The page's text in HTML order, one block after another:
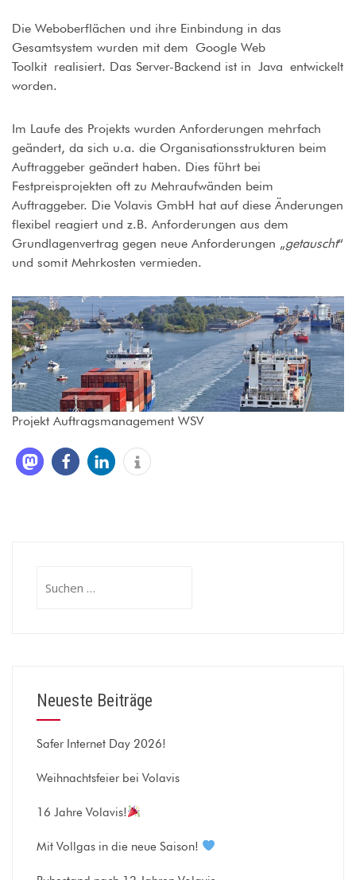
Die Weboberflächen und ihre Einbindung in das
Gesamtsystem wurden mit dem Google Web
Toolkit realisiert. Das Server-Backend ist in Java entwickelt
worden.
Im Laufe des Projekts wurden Anforderungen mehrfach
geändert, da sich u.a. die Organisationsstrukturen beim
Auftraggeber geändert haben. Dies führt bei
Festpreisprojekten oft zu Mehraufwänden beim
Auftraggeber. Die Volavis GmbH hat auf diese Änderungen
flexibel reagiert und z.B. Anforderungen aus dem
Grundlagenvertrag gegen neue Anforderungen „getauscht“
und somit Mehrkosten vermieden.
Projekt Auftragsmanagement WSV
nach:
Neueste Beiträge
Safer Internet Day 2026!
Weihnachtsfeier bei Volavis
16 Jahre Volavis!
Mit Vollgas in die neue Saison!